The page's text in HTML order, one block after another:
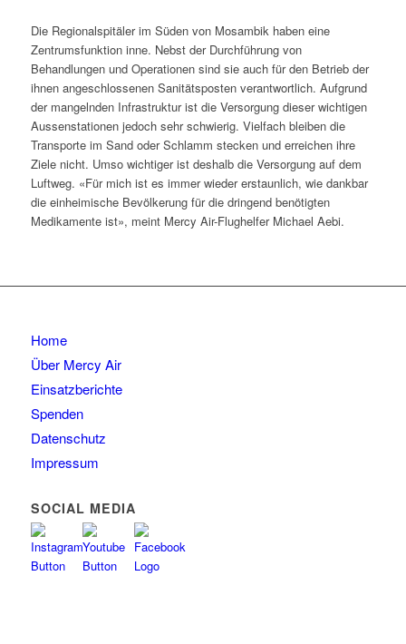
Die Regionalspitäler im Süden von Mosambik haben eine
Zentrumsfunktion inne. Nebst der Durchführung von
Behandlungen und Operationen sind sie auch für den Betrieb der
ihnen angeschlossenen Sanitätsposten verantwortlich. Aufgrund
der mangelnden Infrastruktur ist die Versorgung dieser wichtigen
Aussenstationen jedoch sehr schwierig. Vielfach bleiben die
Transporte im Sand oder Schlamm stecken und erreichen ihre
Ziele nicht. Umso wichtiger ist deshalb die Versorgung auf dem
Luftweg. «Für mich ist es immer wieder erstaunlich, wie dankbar
die einheimische Bevölkerung für die dringend benötigten
Medikamente ist», meint Mercy Air-Flughelfer Michael Aebi.
Home
Über Mercy Air
Einsatzberichte
Spenden
Datenschutz
Impressum
SOCIAL MEDIA